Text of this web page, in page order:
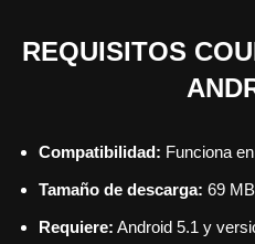
REQUISITOS
Compatibilidad: Funciona
Tamaño de descarga: 69 MB
Requiere: Android 5.1 y